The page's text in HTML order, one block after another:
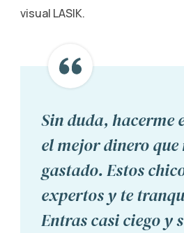
visual LASIK.
Sin duda, hacerme
el mejor dinero que
gastado. Estos
expertos y te
Entras casi ciego y